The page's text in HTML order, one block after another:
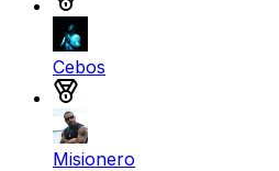
Cebos
Misionero